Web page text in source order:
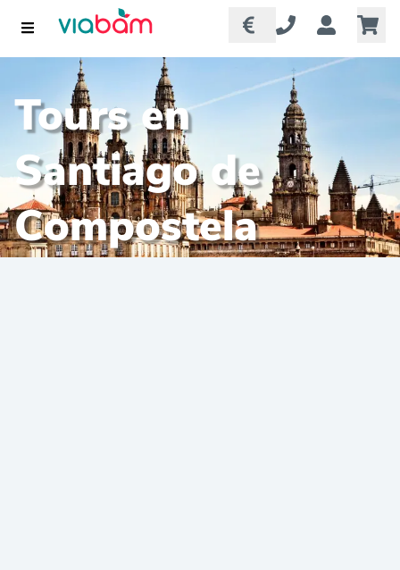
Tours en
Santiago de
Compostela